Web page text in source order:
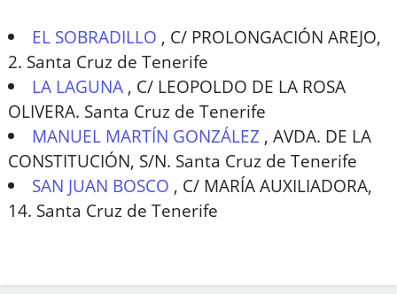
EL SOBRADILLO , C/ PROLONGACIÓN AREJO,
2. Santa Cruz de Tenerife
LA LAGUNA , C/ LEOPOLDO DE LA ROSA
OLIVERA. Santa Cruz de Tenerife
MANUEL MARTÍN GONZÁLEZ ,AVDA. DE LA
CONSTITUCIÓN, S/N. Santa Cruz de Tenerife
SAN JUAN BOSCO , C/ MARÍA AUXILIADORA,
14. Santa Cruz de Tenerife